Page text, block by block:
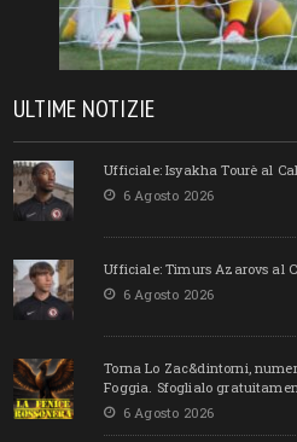
ULTIME NOTIZIE
Ufficiale: Isyakha Tourè al
6 Agosto 2026
Ufficiale: Timurs Azarovs al
6 Agosto 2026
Torna Lo Zac&dintorni,
Foggia. Sfoglialo
6 Agosto 2026